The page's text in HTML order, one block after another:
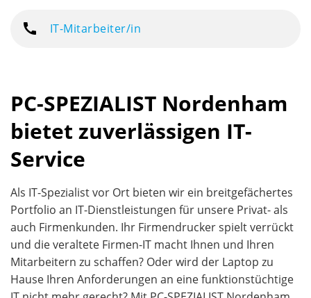
IT-Mitarbeiter/in
PC-SPEZIALIST Nordenham
bietet zuverlässigen IT-
Service
Als IT-Spezialist vor Ort bieten wir ein breitgefächertes
Portfolio an IT-Dienstleistungen für unsere Privat- als
auch Firmenkunden. Ihr Firmendrucker spielt verrückt
und die veraltete Firmen-IT macht Ihnen und Ihren
Mitarbeitern zu schaffen? Oder wird der Laptop zu
Hause Ihren Anforderungen an eine funktionstüchtige